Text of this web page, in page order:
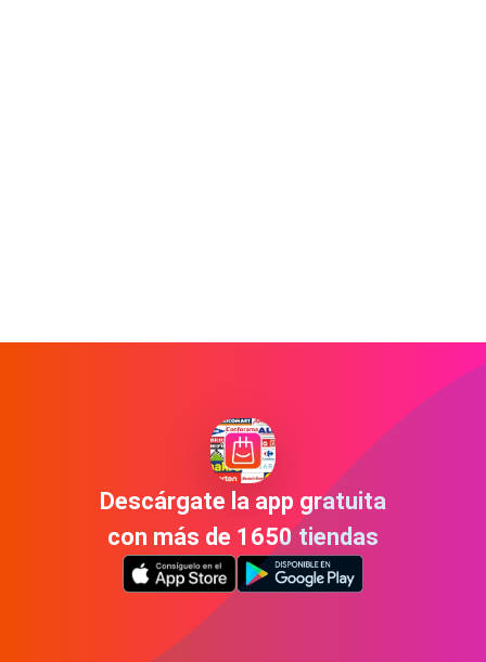
Descárgate la app gratuita
con más de 1650 tiendas